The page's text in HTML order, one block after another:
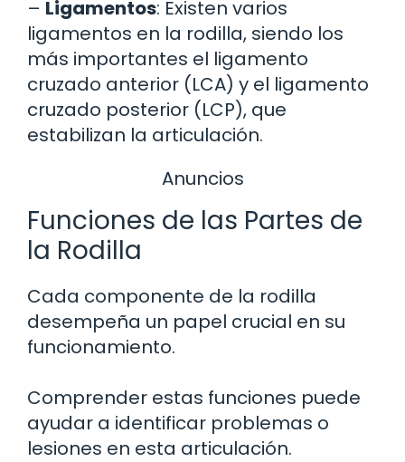
– Ligamentos: Existen varios
ligamentos en la rodilla, siendo los
más importantes el ligamento
cruzado anterior (LCA) y el ligamento
cruzado posterior (LCP), que
estabilizan la articulación.
Anuncios
Funciones de las Partes de
la Rodilla
Cada componente de la rodilla
desempeña un papel crucial en su
funcionamiento.
Comprender estas funciones puede
ayudar a identificar problemas o
lesiones en esta articulación.